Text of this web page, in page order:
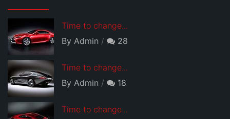
Time to change...
By Admin
28
Time to change...
By Admin
18
Time to change...